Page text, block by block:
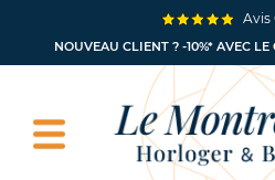
NOUVEAU CLIENT ? -10%* AVEC
Avis